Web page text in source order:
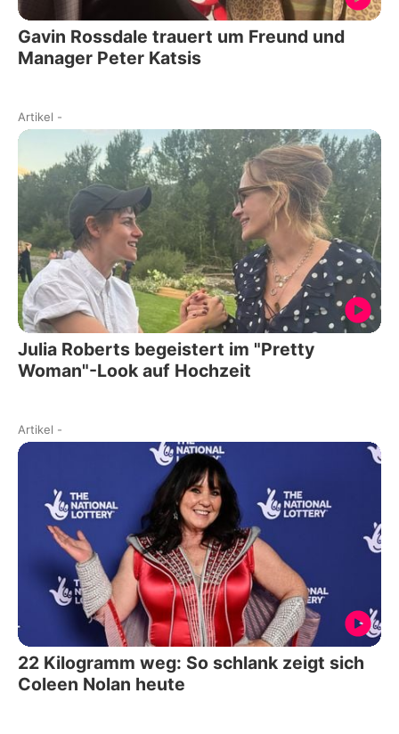
Gavin Rossdale trauert um Freund und
Manager Peter Katsis
Artikel -
Julia Roberts begeistert im "Pretty
Woman"-Look auf Hochzeit
Artikel -
22 Kilogramm weg: So schlank zeigt sich
Coleen Nolan heute